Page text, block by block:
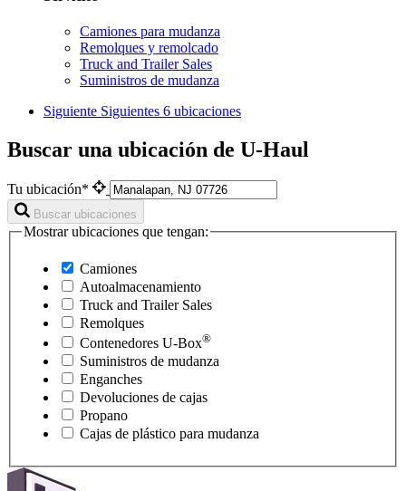
Camiones para mudanza
Remolques y remolcado
Truck and Trailer Sales
Suministros de mudanza
Siguiente Siguientes 6 ubicaciones
Buscar una ubicación de U-Haul
Tu ubicación*
Buscar ubicaciones
Mostrar ubicaciones que tengan:
Camiones
Autoalmacenamiento
Truck and Trailer Sales
Remolques
Contenedores U-Box®
Suministros de mudanza
Enganches
Devoluciones de cajas
Propano
Cajas de plástico para mudanza